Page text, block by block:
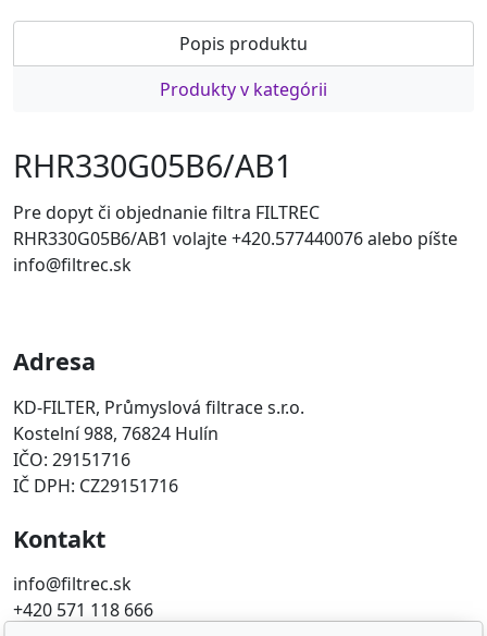
Popis produktu
Produkty v kategórii
RHR330G05B6/AB1
Pre dopyt či objednanie filtra FILTREC
RHR330G05B6/AB1 volajte +420.577440076 alebo píšte
info@filtrec.sk
Adresa
KD-FILTER, Průmyslová filtrace s.r.o.
Kostelní 988, 76824 Hulín
IČO: 29151716
IČ DPH: CZ29151716
Kontakt
info@filtrec.sk
+420 571 118 666